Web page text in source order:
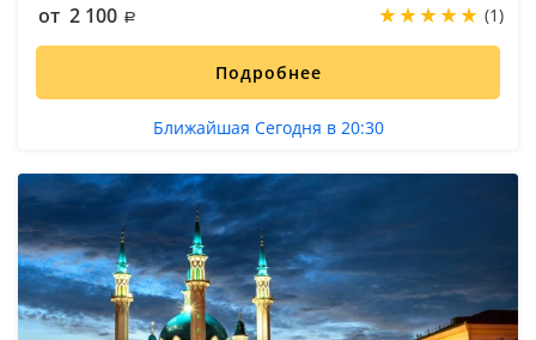
от 2 100 (1)
Подробнее
Ближайшая Сегодня в 20:30